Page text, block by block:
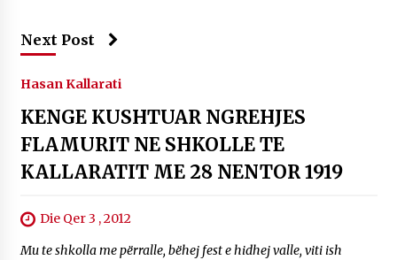
Next Post
Hasan Kallarati
KENGE KUSHTUAR NGREHJES
FLAMURIT NE SHKOLLE TE
KALLARATIT ME 28 NENTOR 1919
Die Qer 3 , 2012
Mu te shkolla me përralle, bëhej fest e hidhej valle, viti ish